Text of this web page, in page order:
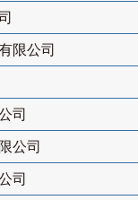
限公司
司
公司
司